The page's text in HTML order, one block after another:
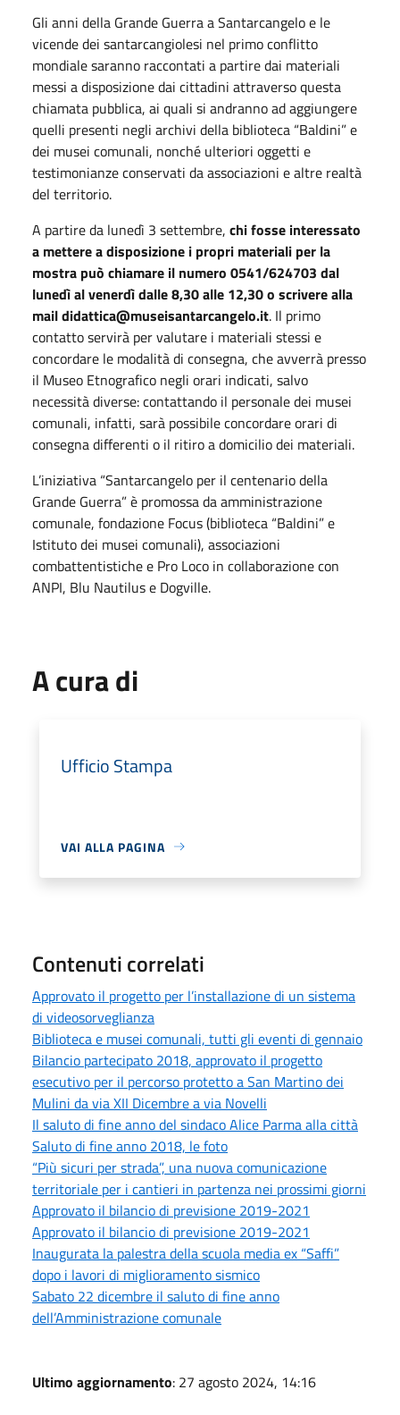
Gli anni della Grande Guerra a Santarcangelo e le
vicende dei santarcangiolesi nel primo conflitto
mondiale saranno raccontati a partire dai materiali
messi a disposizione dai cittadini attraverso questa
chiamata pubblica, ai quali si andranno ad aggiungere
quelli presenti negli archivi della biblioteca “Baldini” e
dei musei comunali, nonché ulteriori oggetti e
testimonianze conservati da associazioni e altre realtà
del territorio.
A partire da lunedì 3 settembre, chi fosse interessato
a mettere a disposizione i propri materiali per la
mostra può chiamare il numero 0541/624703 dal
lunedì al venerdì dalle 8,30 alle 12,30 o scrivere alla
mail didattica@museisantarcangelo.it. Il primo
contatto servirà per valutare i materiali stessi e
concordare le modalità di consegna, che avverrà presso
il Museo Etnografico negli orari indicati, salvo
necessità diverse: contattando il personale dei musei
comunali, infatti, sarà possibile concordare orari di
consegna differenti o il ritiro a domicilio dei materiali.
L’iniziativa “Santarcangelo per il centenario della
Grande Guerra” è promossa da amministrazione
comunale, fondazione Focus (biblioteca “Baldini” e
Istituto dei musei comunali), associazioni
combattentistiche e Pro Loco in collaborazione con
ANPI, Blu Nautilus e Dogville.
A cura di
Ufficio Stampa
VAI ALLA PAGINA
Contenuti correlati
Approvato il progetto per l’installazione di un sistema
di videosorveglianza
Biblioteca e musei comunali, tutti gli eventi di gennaio
Bilancio partecipato 2018, approvato il progetto
esecutivo per il percorso protetto a San Martino dei
Mulini da via XII Dicembre a via Novelli
Il saluto di fine anno del sindaco Alice Parma alla città
Saluto di fine anno 2018, le foto
“Più sicuri per strada”, una nuova comunicazione
territoriale per i cantieri in partenza nei prossimi giorni
Approvato il bilancio di previsione 2019-2021
Approvato il bilancio di previsione 2019-2021
Inaugurata la palestra della scuola media ex “Saffi”
dopo i lavori di miglioramento sismico
Sabato 22 dicembre il saluto di fine anno
dell’Amministrazione comunale
Ultimo aggiornamento: 27 agosto 2024, 14:16